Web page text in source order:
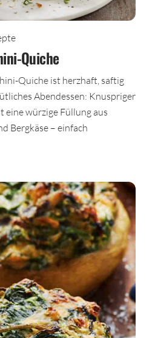
Quiche
Quiche ist herzhaft, saftig
Abendessen: Knuspriger
eine würzige Füllung aus
Bergkäse – einfach